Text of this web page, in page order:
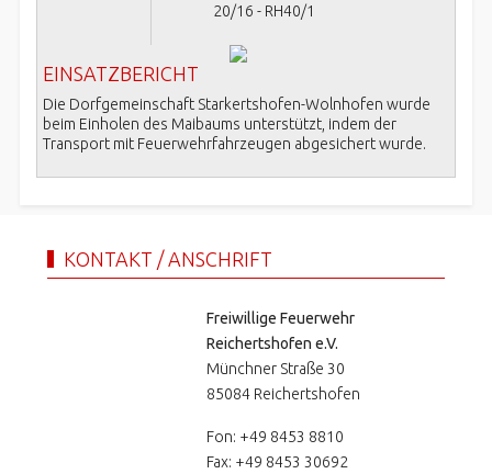
20/16 - RH40/1
EINSATZBERICHT
Die Dorfgemeinschaft Starkertshofen-Wolnhofen wurde
beim Einholen des Maibaums unterstützt, indem der
Transport mit Feuerwehrfahrzeugen abgesichert wurde.
KONTAKT / ANSCHRIFT
Freiwillige Feuerwehr
Reichertshofen e.V.
Münchner Straße 30
85084 Reichertshofen
Fon: +49 8453 8810
Fax: +49 8453 30692